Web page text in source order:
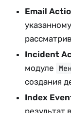
Email
Incident
модуле
создания
Index